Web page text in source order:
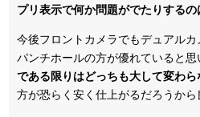
プリ表示で何か問題がでたりするの
今後フロントカメラでもデュアル
パンチホールの方が優れていると思
である限りはどっちも大して変わら
方が恐らく安く仕上がるだろうから